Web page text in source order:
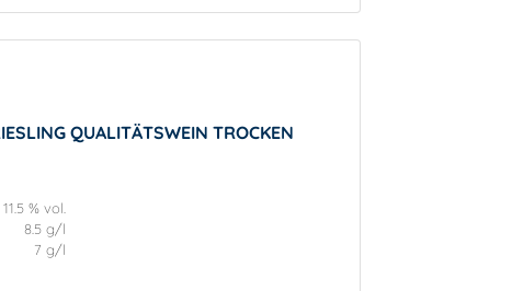
QUALITÄTSWEIN TROCKEN
11.5 % vol.
8.5 g/l
7 g/l